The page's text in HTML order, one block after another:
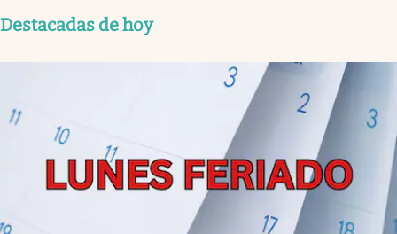
Destacadas de hoy